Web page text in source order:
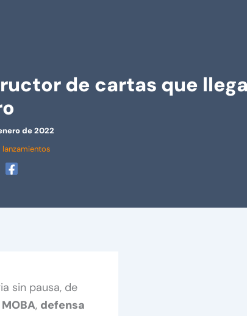
de cartas que
de 2022
lanzamientos
sin pausa, de
MOBA, defensa